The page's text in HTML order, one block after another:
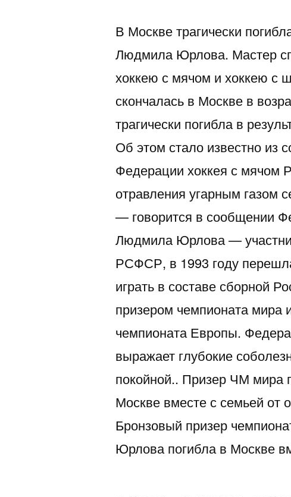
В Москве трагически
Людмила Юрлова. Мастер
хоккею с мячом и хоккею
скончалась в Москве в
трагически погибла в
Об этом стало известно из
Федерации хоккея с мячом
отравления угарным газом
— говорится в сообщении
Людмила Юрлова —
РСФСР, в 1993 году
играть в составе сборной
призером чемпионата мира
чемпионата Европы.
выражает глубокие
покойной.. Призер ЧМ мира
Москве вместе с семьей от
Бронзовый призер
Юрлова погибла в Москве